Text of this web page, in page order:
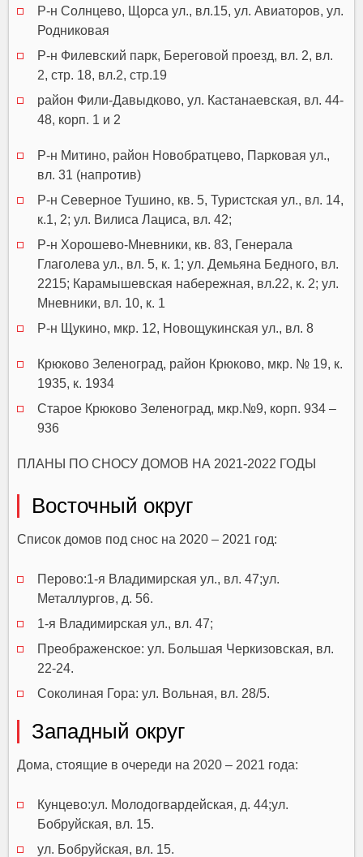
Р-н Солнцево, Щорса ул., вл.15, ул. Авиаторов, ул.
Родниковая
Р-н Филевский парк, Береговой проезд, вл. 2, вл.
2, стр. 18, вл.2, стр.19
район Фили-Давыдково, ул. Кастанаевская, вл. 44-
48, корп. 1 и 2
Р-н Митино, район Новобратцево, Парковая ул.,
вл. 31 (напротив)
Р-н Северное Тушино, кв. 5, Туристская ул., вл. 14,
к.1, 2; ул. Вилиса Лациса, вл. 42;
Р-н Хорошево-Мневники, кв. 83, Генерала
Глаголева ул., вл. 5, к. 1; ул. Демьяна Бедного, вл.
2215; Карамышевская набережная, вл.22, к. 2; ул.
Мневники, вл. 10, к. 1
Р-н Щукино, мкр. 12, Новощукинская ул., вл. 8
Крюково Зеленоград, район Крюково, мкр. № 19, к.
1935, к. 1934
Старое Крюково Зеленоград, мкр.№9, корп. 934 –
936
ПЛАНЫ ПО СНОСУ ДОМОВ НА 2021-2022 ГОДЫ
Восточный округ
Список домов под снос на 2020 – 2021 год:
Перово:1-я Владимирская ул., вл. 47;ул.
Металлургов, д. 56.
1-я Владимирская ул., вл. 47;
Преображенское: ул. Большая Черкизовская, вл.
22-24.
Соколиная Гора: ул. Вольная, вл. 28/5.
Западный округ
Дома, стоящие в очереди на 2020 – 2021 года:
Кунцево:ул. Молодогвардейская, д. 44;ул.
Бобруйская, вл. 15.
ул. Бобруйская, вл. 15.